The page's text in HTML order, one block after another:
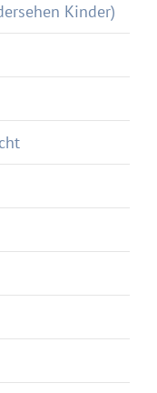
Kinder)